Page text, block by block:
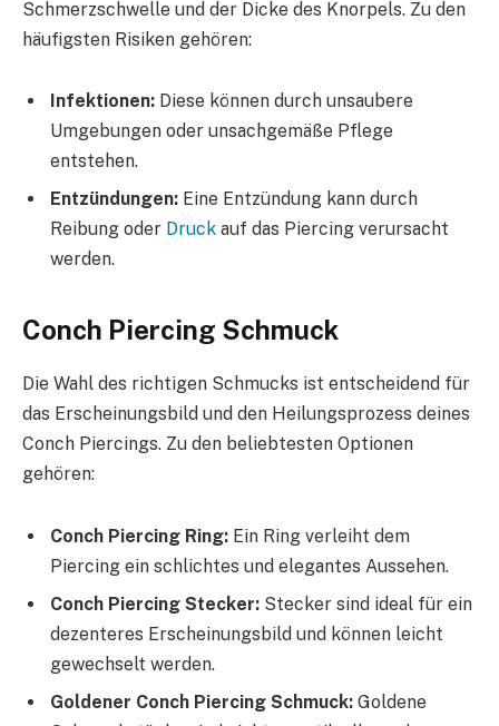
Schmerzschwelle und der Dicke des Knorpels. Zu den
häufigsten Risiken gehören:
Infektionen: Diese können durch unsaubere
Umgebungen oder unsachgemäße Pflege
entstehen.
Entzündungen: Eine Entzündung kann durch
Reibung oder Druck auf das Piercing verursacht
werden.
Conch Piercing Schmuck
Die Wahl des richtigen Schmucks ist entscheidend für
das Erscheinungsbild und den Heilungsprozess deines
Conch Piercings. Zu den beliebtesten Optionen
gehören:
Conch Piercing Ring: Ein Ring verleiht dem
Piercing ein schlichtes und elegantes Aussehen.
Conch Piercing Stecker: Stecker sind ideal für ein
dezenteres Erscheinungsbild und können leicht
gewechselt werden.
Goldener Conch Piercing Schmuck: Goldene